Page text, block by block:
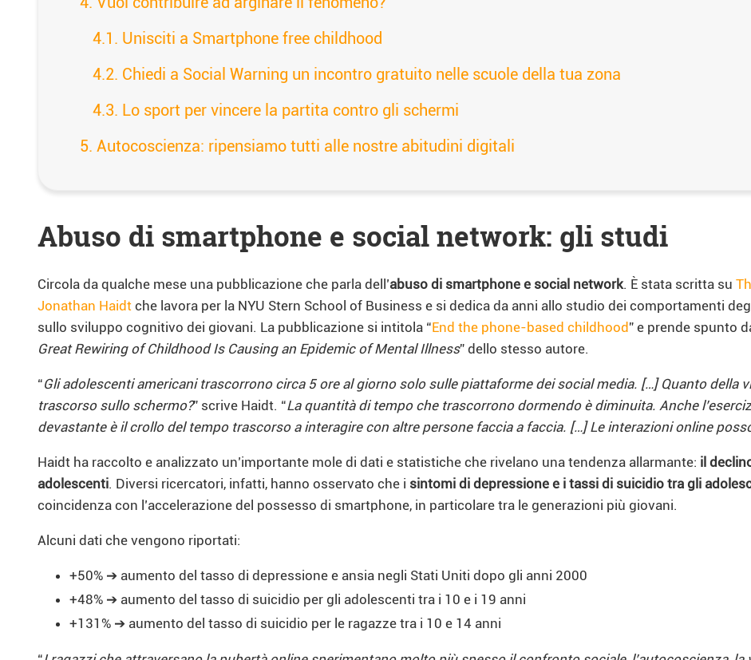
Unisciti a Smartphone free childhood
Chiedi a Social Warning un incontro gratuito nelle scuole della tua zona
Lo sport per vincere la partita contro gli schermi
Autocoscienza: ripensiamo tutti alle nostre abitudini digitali
Abuso di smartphone e social network: gli studi
Circola da qualche mese una pubblicazione che parla dell’abuso di smartphone e social network. È stata scritta su
Jonathan Haidt che lavora per la NYU Stern School of Business e si dedica da anni allo studio dei comportamenti
sullo sviluppo cognitivo dei giovani. La pubblicazione si intitola “End the phone-based childhood ” e prende spunto
Great Rewiring of Childhood Is Causing an Epidemic of Mental Illness” dello stesso autore.
“Gli adolescenti americani trascorrono circa 5 ore al giorno solo sulle piattaforme dei social media. […] Quanto
trascorso sullo schermo?” scrive Haidt. “La quantità di tempo che trascorrono dormendo è diminuita. Anche
devastante è il crollo del tempo trascorso a interagire con altre persone faccia a faccia. […] Le interazioni online
Haidt ha raccolto e analizzato un’importante mole di dati e statistiche che rivelano una tendenza allarmante: il
adolescenti. Diversi ricercatori, infatti, hanno osservato che i sintomi di depressione e i tassi di suicidio tra gli
coincidenza con l’accelerazione del possesso di smartphone, in particolare tra le generazioni più giovani.
Alcuni dati che vengono riportati:
+50% ➔ aumento del tasso di depressione e ansia negli Stati Uniti dopo gli anni 2000
+48% ➔ aumento del tasso di suicidio per gli adolescenti tra i 10 e i 19 anni
+131% ➔ aumento del tasso di suicidio per le ragazze tra i 10 e 14 anni